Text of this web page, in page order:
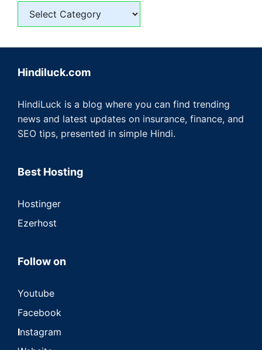
Hindiluck.com
HindiLuck is a blog where you can find trending
news and latest updates on insurance, finance, and
SEO tips, presented in simple Hindi.
Best Hosting
Hostinger
Ezerhost
Follow on
Youtube
Facebook
Instagram